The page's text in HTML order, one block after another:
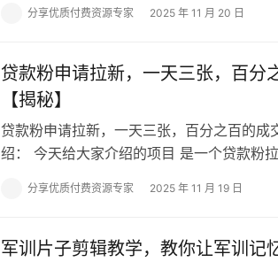
分享优质付费资源专家 2025 年 11 月 20 日
贷款粉申请拉新，一天三张，百分
【揭秘】
贷款粉申请拉新，一天三张，百分之百的
绍： 今天给大家介绍的项目 是一个贷款粉
分享优质付费资源专家 2025 年 11 月 19 日
军训片子剪辑教学，教你让军训记